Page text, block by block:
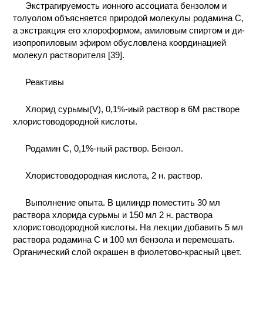
ПРОИЗВОДСТВЕ
И ХИМИЧЕСКАЯ
ТЕХНОЛОГИЯ
Экстрагируемость ионного ассоциата бензолом и
толуолом объясняется природой молекулы родамина С,
а экстракция его хлороформом, амиловым спиртом и ди-
изопропиловым эфиром обусловлена координацией
молекул растворителя [39].
Реактивы
Хлорид сурьмы(V), 0,1%-иый раствор в 6М растворе
хлористоводородной кислоты.
Родамин С, 0,1%-ный раствор. Бензол.
Хлористоводородная кислота, 2 н. раствор.
Выполнение опыта. В цилиндр поместить 30 мл
раствора хлорида сурьмы и 150 мл 2 н. раствора
хлористоводородной кислоты. На лекции добавить 5 мл
раствора родамина С и 100 мл бензола и перемешать.
Органический слой окрашен в фиолетово-красный цвет.